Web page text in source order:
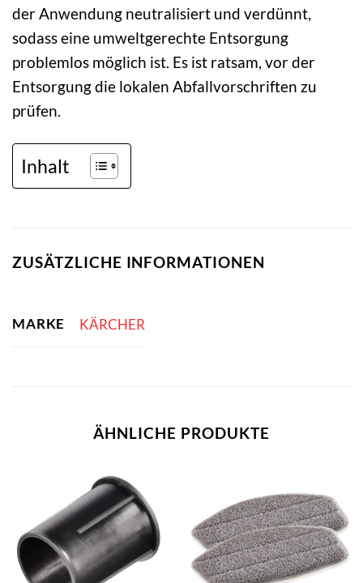
der Anwendung neutralisiert und verdünnt,
sodass eine umweltgerechte Entsorgung
problemlos möglich ist. Es ist ratsam, vor der
Entsorgung die lokalen Abfallvorschriften zu
prüfen.
Inhalt
ZUSÄTZLICHE INFORMATIONEN
MARKE KÄRCHER
ÄHNLICHE PRODUKTE